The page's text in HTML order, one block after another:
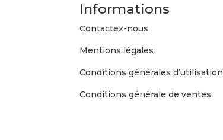
Informations
Contactez-nous
Mentions légales
Conditions générales d’utilisation
Conditions générale de ventes